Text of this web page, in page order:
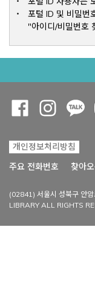
포털 ID 및 비밀번
"아이디/비밀번호
개인정보처리방침
주요 전화번호
찾아
(02841) 서울시 성북구 안
LIBRARY ALL RIGHTS
Opens a new
Opens